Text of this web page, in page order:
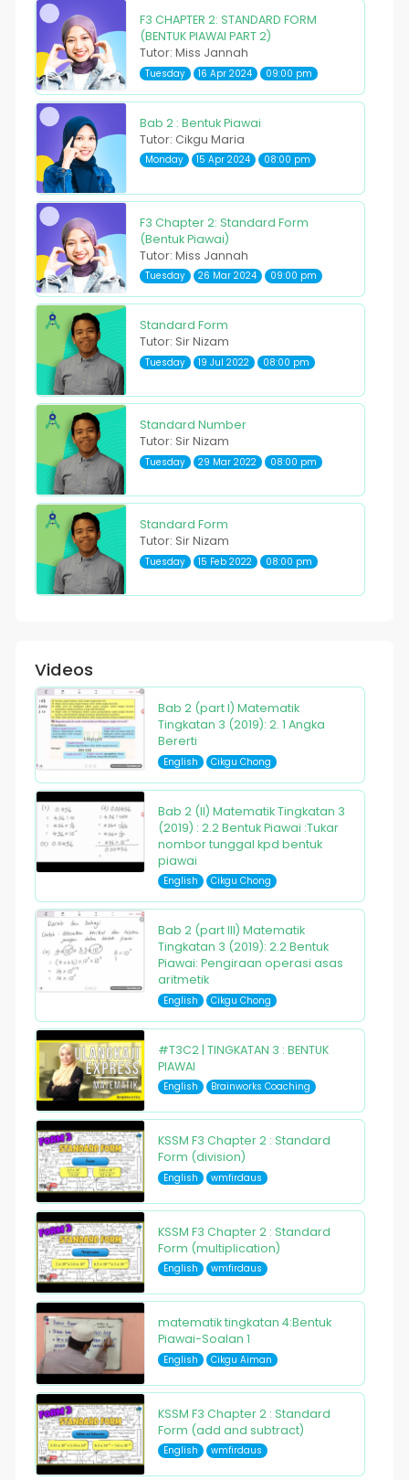
F3 CHAPTER 2: STANDARD FORM
(BENTUK PIAWAI PART 2)
Tutor: Miss Jannah
Tuesday 16 Apr 2024 09:00 pm
Bab 2 : Bentuk Piawai
Tutor: Cikgu Maria
Monday 15 Apr 2024 08:00 pm
F3 Chapter 2: Standard Form
(Bentuk Piawai)
Tutor: Miss Jannah
Tuesday 26 Mar 2024 09:00 pm
Standard Form
Tutor: Sir Nizam
Tuesday 19 Jul 2022 08:00 pm
Standard Number
Tutor: Sir Nizam
Tuesday 29 Mar 2022 08:00 pm
Standard Form
Tutor: Sir Nizam
Tuesday 15 Feb 2022 08:00 pm
Videos
Bab 2 (part I) Matematik
Tingkatan 3 (2019): 2. 1 Angka
Bererti
English Cikgu Chong
Bab 2 (II) Matematik Tingkatan 3
(2019) : 2.2 Bentuk Piawai :Tukar
nombor tunggal kpd bentuk
piawai
English Cikgu Chong
Bab 2 (part III) Matematik
Tingkatan 3 (2019): 2.2 Bentuk
Piawai: Pengiraan operasi asas
aritmetik
English Cikgu Chong
#T3C2 | TINGKATAN 3 : BENTUK
PIAWAI
English Brainworks Coaching
KSSM F3 Chapter 2 : Standard
Form (division)
English wmfirdaus
KSSM F3 Chapter 2 : Standard
Form (multiplication)
English wmfirdaus
matematik tingkatan 4:Bentuk
Piawai-Soalan 1
English Cikgu Aiman
KSSM F3 Chapter 2 : Standard
Form (add and subtract)
English wmfirdaus